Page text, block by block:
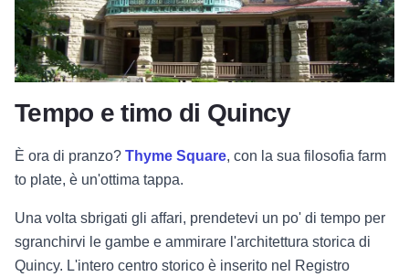
Tempo e timo di Quincy
È ora di pranzo? Thyme Square, con la sua filosofia farm
to plate, è un'ottima tappa.
Una volta sbrigati gli affari, prendetevi un po' di tempo per
sgranchirvi le gambe e ammirare l'architettura storica di
Quincy. L'intero centro storico è inserito nel Registro